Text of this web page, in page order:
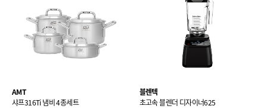
AMT
샤프316Ti 냄비 4종세트
블렌텍
초고속 블렌더 디자이너625